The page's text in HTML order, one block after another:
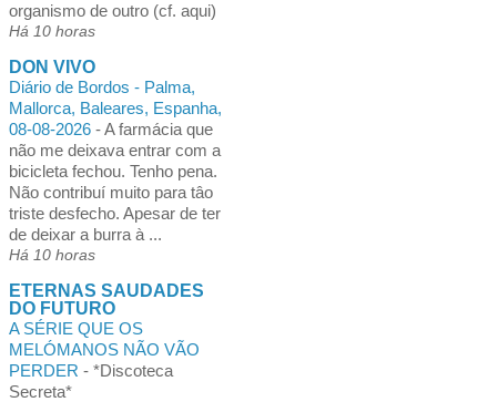
organismo de outro (cf. aqui)
Há 10 horas
DON VIVO
Diário de Bordos - Palma,
Mallorca, Baleares, Espanha,
08-08-2026 -A farmácia que
não me deixava entrar com a
bicicleta fechou. Tenho pena.
Não contribuí muito para tâo
triste desfecho. Apesar de ter
de deixar a burra à ...
Há 10 horas
ETERNAS SAUDADES
DO FUTURO
A SÉRIE QUE OS
MELÓMANOS NÃO VÃO
PERDER - *Discoteca
Secreta*